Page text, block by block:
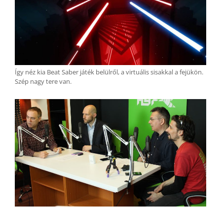
Így néz kia Beat Saber játék belülről, a virtuális sisakkal a fejükön.
Szép nagy tere van.